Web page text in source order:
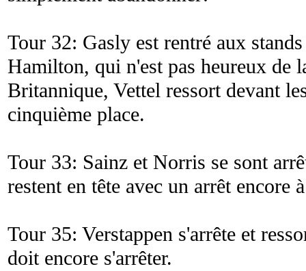
Tour 32: Gasly est rentré aux
Hamilton, qui n'est pas heureux de
Britannique, Vettel ressort devant
cinquième place.
Tour 33: Sainz et Norris se sont
restent en tête avec un arrêt encore
Tour 35: Verstappen s'arrête et
doit encore s'arrêter.